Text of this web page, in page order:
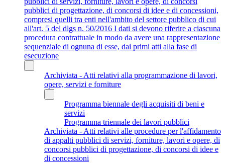
pubblici di progettazione, di concorsi di idee e di concessioni,
compresi quelli tra enti nell'ambito del settore pubblico di cui
all'art. 5 del dlgs n. 50/2016 I dati si devono riferire a ciascuna
procedura contrattuale in modo da avere una rappresentazione
sequenziale di ognuna di esse, dai primi atti alla fase di
esecuzione
Archiviata - Atti relativi alla programmazione di lavori,
opere, servizi e forniture
Programma biennale degli acquisiti di beni e
servizi
Programma triennale dei lavori pubblici
Archiviata - Atti relativi alle procedure per l'affidamento
di appalti pubblici di servizi, forniture, lavori e opere, di
concorsi pubblici di progettazione, di concorsi di idee e
di concessioni